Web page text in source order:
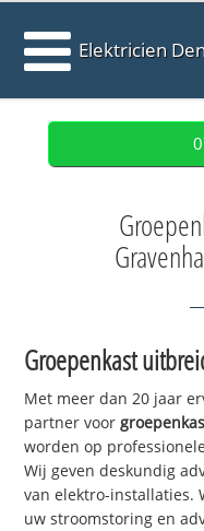
Elektricien
Groepenkast
Met meer dan 20 jaar
partner voor
worden op
Wij geven deskundig
van elektro-installaties.
uw stroomstoring en